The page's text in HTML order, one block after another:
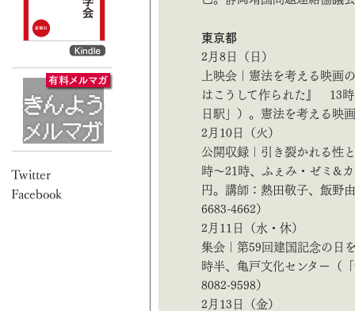
東京都
2月8日（日）
上映会｜憲法を考える映画
はこうして作られた』 13
日駅」）。憲法を考える映
2月10日（火）
公開収録｜引き裂かれる性
時～21時、ふぇみ・ゼミ&
円。講師：熱田敬子、飯野
6683-4662）
2月11日（水・休）
集会｜第59回建国記念の
時半、亀戸文化センター（
8082-9598）
2月13日（金）